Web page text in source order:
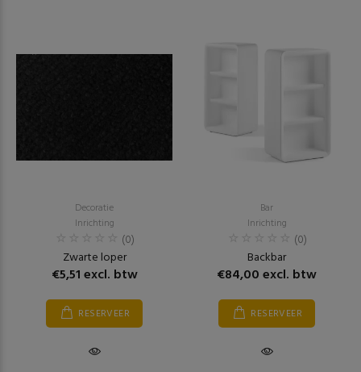
Decoratie
Inrichting
(0)
Zwarte loper
€5,51 excl. btw
RESERVEER
Bar
Inrichting
(0)
Backbar
€84,00 excl. btw
RESERVEER